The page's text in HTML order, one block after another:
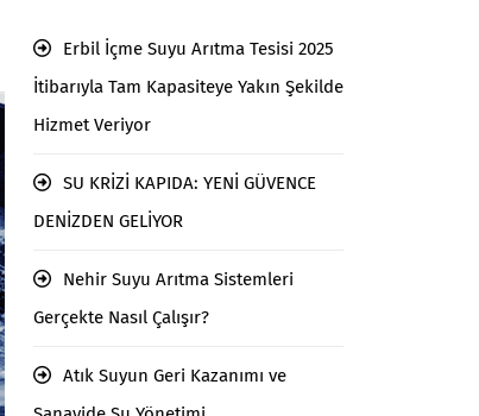
Erbil İçme Suyu Arıtma Tesisi 2025
İtibarıyla Tam Kapasiteye Yakın Şekilde
Hizmet Veriyor
SU KRİZİ KAPIDA: YENİ GÜVENCE
DENİZDEN GELİYOR
Nehir Suyu Arıtma Sistemleri
Gerçekte Nasıl Çalışır?
Atık Suyun Geri Kazanımı ve